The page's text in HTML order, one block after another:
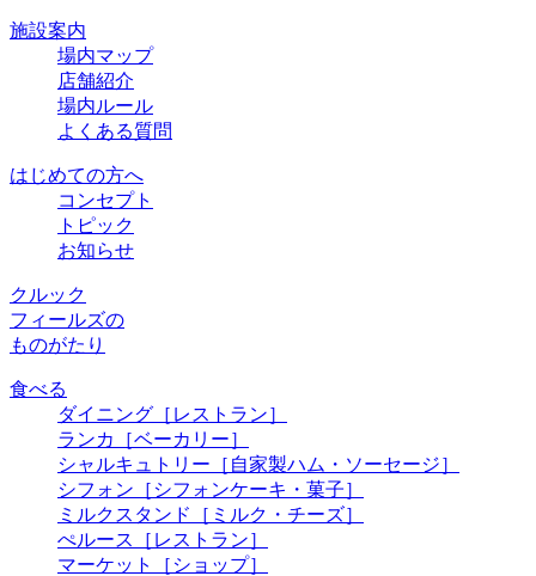
施設案内
場内マップ
店舗紹介
場内ルール
よくある質問
はじめての方へ
コンセプト
トピック
お知らせ
クルック
フィールズの
ものがたり
食べる
ダイニング ［レストラン］
ランカ
［ベーカリー］
シャルキュトリー ［自家製ハム・ソーセージ］
シフォン ［シフォンケーキ・菓子］
ミルクスタンド
［ミルク・チーズ］
ぺルース
［レストラン］
マーケット
［ショップ］